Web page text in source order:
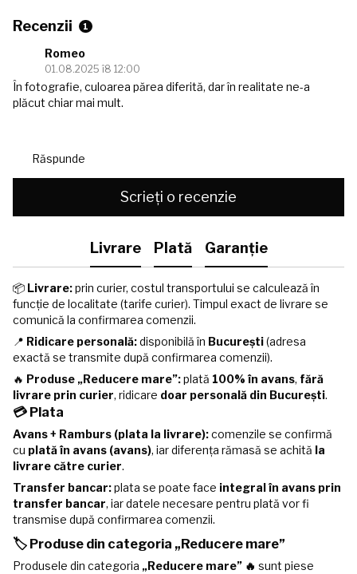
Recenzii 1
Romeo
01.08.2025 î8 12:00
În fotografie, culoarea părea diferită, dar în realitate ne-a
plăcut chiar mai mult.
Răspunde
Scrieți o recenzie
Livrare Plată Garanție
📦 Livrare:prin curier, costul transportului se calculează în
funcție de localitate (tarife curier). Timpul exact de livrare se
comunică la confirmarea comenzii.
📍 Ridicare personală:disponibilă în București(adresa
exactă se transmite după confirmarea comenzii).
🔥 Produse „Reducere mare”:plată 100% în avans, fără
livrare prin curier, ridicare doar personală din București.
💳 Plata
Avans + Ramburs (plata la livrare):comenzile se confirmă
cu plată în avans (avans), iar diferența rămasă se achită la
livrare către curier.
Transfer bancar:plata se poate face integral în avans prin
transfer bancar, iar datele necesare pentru plată vor fi
transmise după confirmarea comenzii.
🏷️ Produse din categoria „Reducere mare”
Produsele din categoria „Reducere mare” 🔥 sunt piese